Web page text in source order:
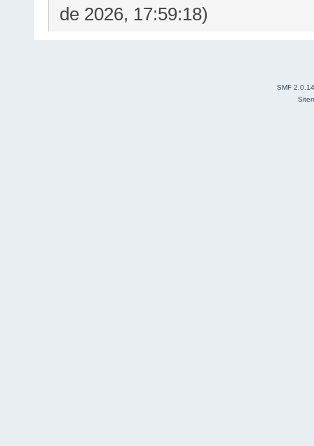
de 2026, 17:59:18)
SMF 2.0.14